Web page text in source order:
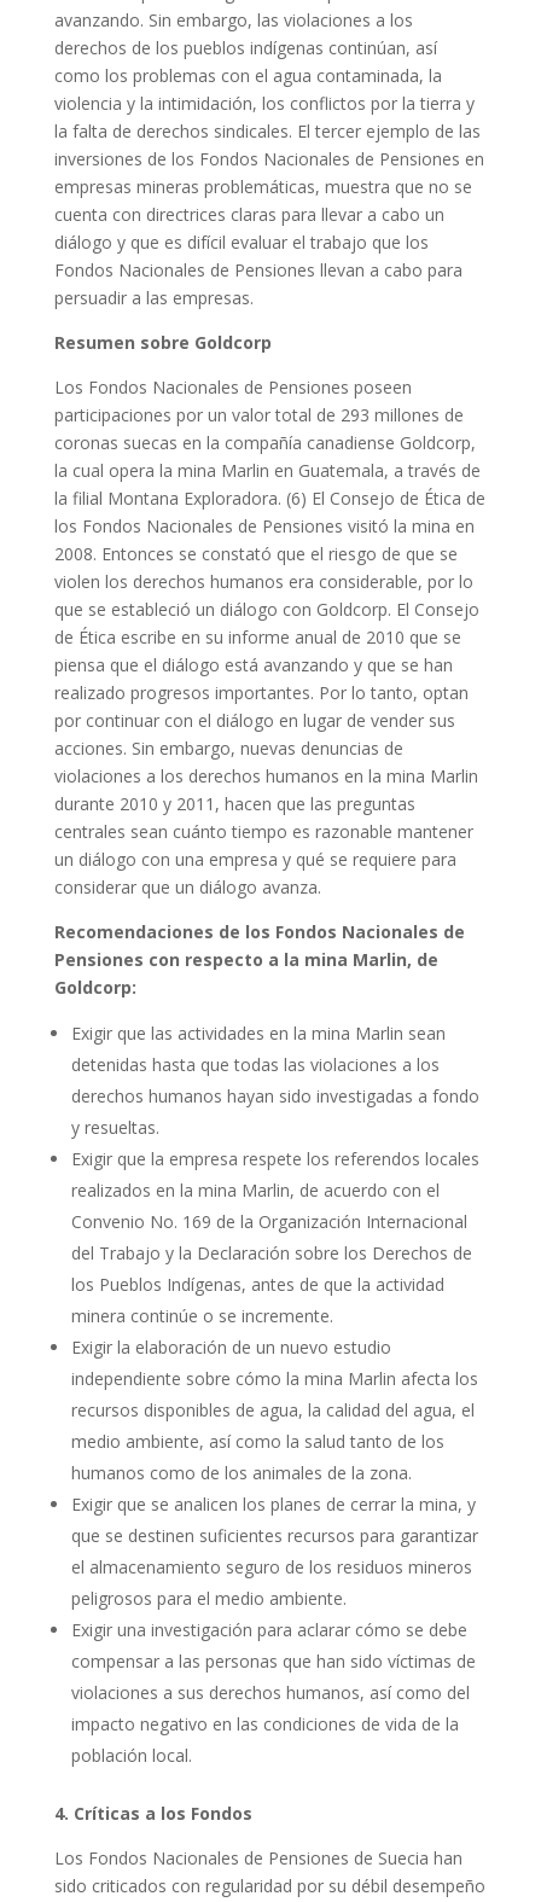
avanzando. Sin embargo, las violaciones a los
derechos de los pueblos indígenas continúan, así
como los problemas con el agua contaminada, la
violencia y la intimidación, los conflictos por la tierra y
la falta de derechos sindicales. El tercer ejemplo de las
inversiones de los Fondos Nacionales de Pensiones en
empresas mineras problemáticas, muestra que no se
cuenta con directrices claras para llevar a cabo un
diálogo y que es difícil evaluar el trabajo que los
Fondos Nacionales de Pensiones llevan a cabo para
persuadir a las empresas.
Resumen sobre Goldcorp
Los Fondos Nacionales de Pensiones poseen
participaciones por un valor total de 293 millones de
coronas suecas en la compañía canadiense Goldcorp,
la cual opera la mina Marlin en Guatemala, a través de
la filial Montana Exploradora. (6) El Consejo de Ética de
los Fondos Nacionales de Pensiones visitó la mina en
2008. Entonces se constató que el riesgo de que se
violen los derechos humanos era considerable, por lo
que se estableció un diálogo con Goldcorp. El Consejo
de Ética escribe en su informe anual de 2010 que se
piensa que el diálogo está avanzando y que se han
realizado progresos importantes. Por lo tanto, optan
por continuar con el diálogo en lugar de vender sus
acciones. Sin embargo, nuevas denuncias de
violaciones a los derechos humanos en la mina Marlin
durante 2010 y 2011, hacen que las preguntas
centrales sean cuánto tiempo es razonable mantener
un diálogo con una empresa y qué se requiere para
considerar que un diálogo avanza.
Recomendaciones de los Fondos Nacionales de
Pensiones con respecto a la mina Marlin, de
Goldcorp:
Exigir que las actividades en la mina Marlin sean
detenidas hasta que todas las violaciones a los
derechos humanos hayan sido investigadas a fondo
y resueltas.
Exigir que la empresa respete los referendos locales
realizados en la mina Marlin, de acuerdo con el
Convenio No. 169 de la Organización Internacional
del Trabajo y la Declaración sobre los Derechos de
los Pueblos Indígenas, antes de que la actividad
minera continúe o se incremente.
Exigir la elaboración de un nuevo estudio
independiente sobre cómo la mina Marlin afecta los
recursos disponibles de agua, la calidad del agua, el
medio ambiente, así como la salud tanto de los
humanos como de los animales de la zona.
Exigir que se analicen los planes de cerrar la mina, y
que se destinen suficientes recursos para garantizar
el almacenamiento seguro de los residuos mineros
peligrosos para el medio ambiente.
Exigir una investigación para aclarar cómo se debe
compensar a las personas que han sido víctimas de
violaciones a sus derechos humanos, así como del
impacto negativo en las condiciones de vida de la
población local.
4. Críticas a los Fondos
Los Fondos Nacionales de Pensiones de Suecia han
sido criticados con regularidad por su débil desempeño